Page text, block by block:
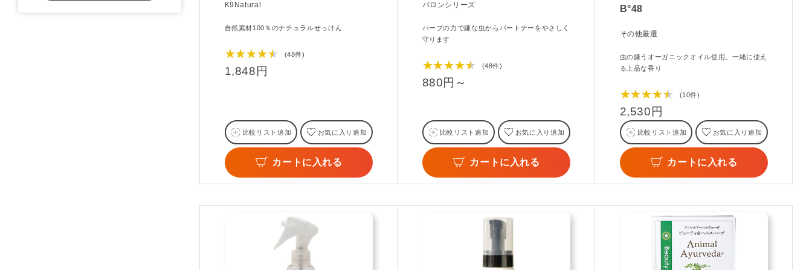
K9Natural
自然素材100％のナチュラルせっけん
★★★★★ (48件)
1,848円
比較リスト追加 お気に入り追加
カートに入れる
バロンシリーズ
ハーブの力で嫌な虫からパートナーをやさしく
守ります
★★★★★ (48件)
880円～
比較リスト追加 お気に入り追加
カートに入れる
B°48
その他厳選
虫の嫌うオーガニックオイル使用。一緒に使え
る上品な香り
★★★★★ (10件)
2,530円
比較リスト追加 お気に入り追加
カートに入れる